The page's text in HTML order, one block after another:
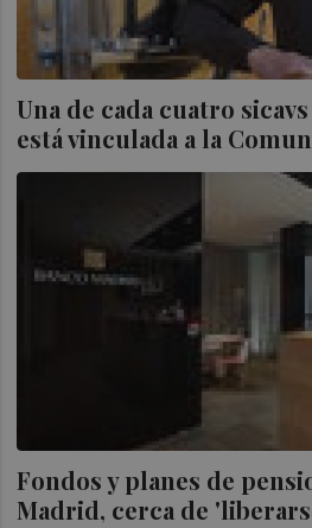
Una de cada cuatro
está vinculada a la
Fondos y planes de
Madrid, cerca de